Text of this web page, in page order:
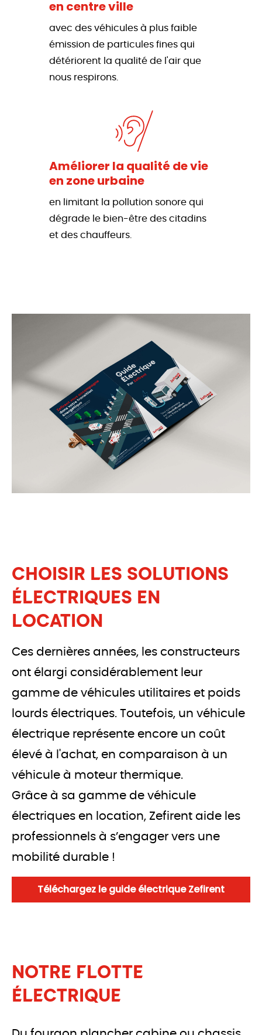
en centre ville
avec des véhicules à plus faible
émission de particules fines qui
détériorent la qualité de l'air que
nous respirons.
Améliorer la qualité de vie
en zone urbaine
en limitant la pollution sonore qui
dégrade le bien-être des citadins
et des chauffeurs.
CHOISIR LES SOLUTIONS
ÉLECTRIQUES EN
LOCATION
Ces dernières années, les constructeurs
ont élargi considérablement leur
gamme de véhicules utilitaires et poids
lourds électriques. Toutefois, un véhicule
électrique représente encore un coût
élevé à l'achat, en comparaison à un
véhicule à moteur thermique.
Grâce à sa gamme de véhicule
électriques en location, Zefirent aide les
professionnels à s’engager vers une
mobilité durable !
Téléchargez le guide électrique Zefirent
NOTRE FLOTTE
ÉLECTRIQUE